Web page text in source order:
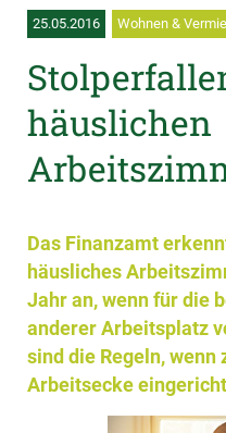
25.05.2016 Wohnen &
häuslichen
Das Finanzamt
häusliches
Jahr an, wenn für die
anderer Arbeitsplatz
sind die Regeln,
Arbeitsecke